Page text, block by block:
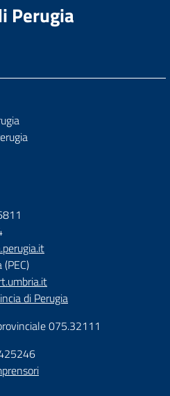
Perugia
di Perugia
075.32111